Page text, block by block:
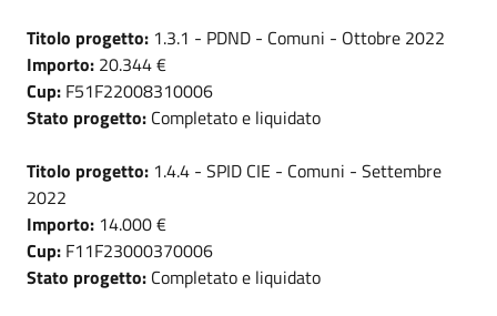
Titolo progetto: 1.3.1 - PDND - Comuni - Ottobre 2022
Importo: 20.344 €
Cup: F51F22008310006
Stato progetto: Completato e liquidato
Titolo progetto: 1.4.4 - SPID CIE - Comuni - Settembre
2022
Importo: 14.000 €
Cup: F11F23000370006
Stato progetto: Completato e liquidato